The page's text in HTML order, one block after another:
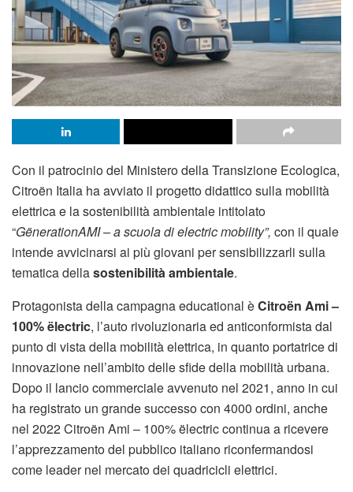
Con il patrocinio del Ministero della Transizione Ecologica,
Citroën Italia ha avviato il progetto didattico sulla mobilità
elettrica e la sostenibilità ambientale intitolato
“GënerationAMI – a scuola di electric mobility”, con il quale
intende avvicinarsi ai più giovani per sensibilizzarli sulla
tematica dellasostenibilità ambientale.
Protagonista della campagna educational èCitroën Ami –
100% ëlectric, l’auto rivoluzionaria ed anticonformista dal
punto di vista della mobilità elettrica, in quanto portatrice di
innovazione nell’ambito delle sfide della mobilità urbana.
Dopo il lancio commerciale avvenuto nel 2021, anno in cui
ha registrato un grande successo con 4000 ordini, anche
nel 2022 Citroën Ami – 100% ëlectric continua a ricevere
l’apprezzamento del pubblico italiano riconfermandosi
come leader nel mercato dei quadricicli elettrici.